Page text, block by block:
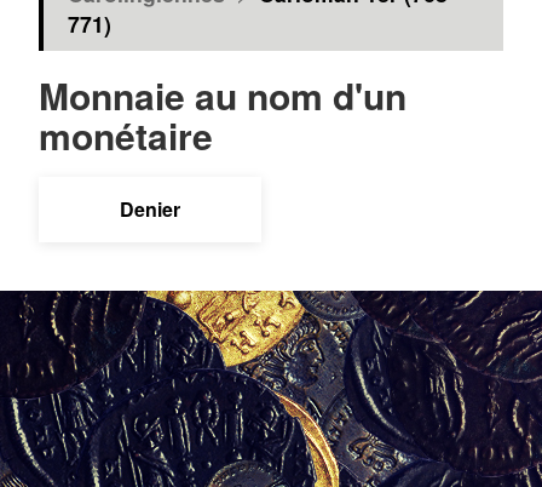
771)
Monnaie au nom d'un
monétaire
Denier